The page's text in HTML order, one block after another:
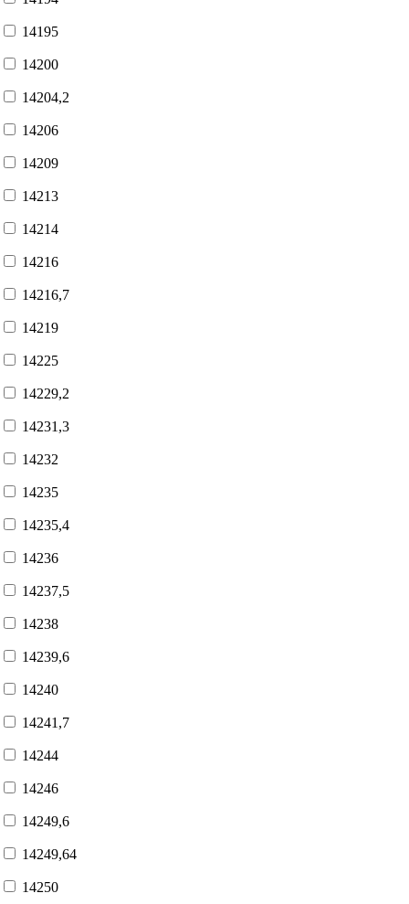
14195
14200
14204,2
14206
14209
14213
14214
14216
14216,7
14219
14225
14229,2
14231,3
14232
14235
14235,4
14236
14237,5
14238
14239,6
14240
14241,7
14244
14246
14249,6
14249,64
14250